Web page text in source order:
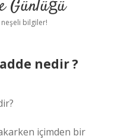
Günlüğü
bilgiler!
nedir ?
içimden bir